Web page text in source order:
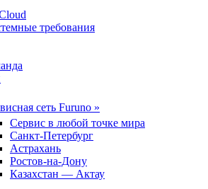
требования
сеть Furuno »
Сервис в любой точке мира
Санкт-Петербург
Астрахань
Ростов-на-Дону
Казахстан — Актау